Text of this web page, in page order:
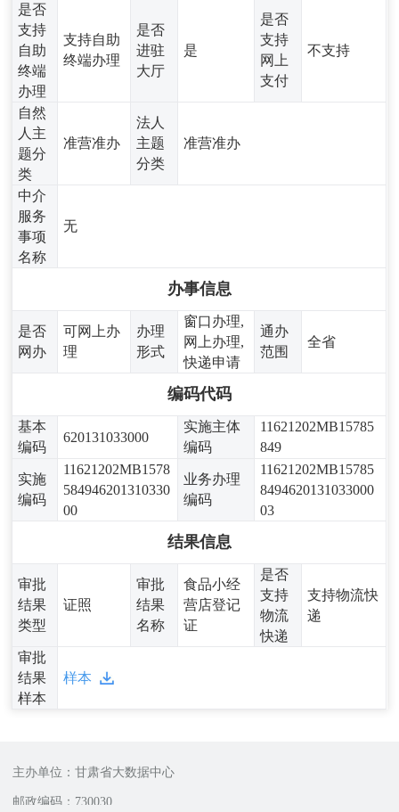
是否
支持
自助
终端
办理
支持自助
终端办理
是否
进驻
大厅
是
是否
支持
网上
支付
不支持
自然
人主
题分
类
准营准办
法人
主题
分类
准营准办
中介
服务
事项
名称
无
办事信息
是否
网办
可网上办
理
办理
形式
窗口办理,
网上办理,
快递申请
通办
范围
全省
编码代码
基本
编码
620131033000
实施主体
编码
11621202MB15785
849
实施
编码
11621202MB1578
584946201310330
00
业务办理
编码
11621202MB15785
8494620131033000
03
结果信息
审批
结果
类型
证照
审批
结果
名称
食品小经
营店登记
证
是否
支持
物流
快递
支持物流快
递
审批
结果
样本
样本
主办单位：甘肃省大数据中心
邮政编码：730030